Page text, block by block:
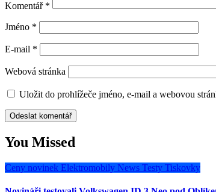
Komentář *
Jméno *
E-mail *
Webová stránka
Uložit do prohlížeče jméno, e-mail a webovou
You Missed
Ceny novinek Elektromobily News Testy Tiskovky